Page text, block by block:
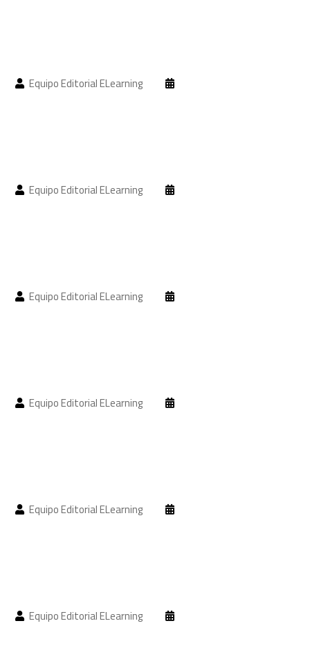
Equipo Editorial ELearning
Equipo Editorial ELearning
Equipo Editorial ELearning
Equipo Editorial ELearning
Equipo Editorial ELearning
Equipo Editorial ELearning